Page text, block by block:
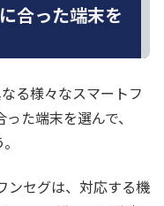
合った端末を
る様々なスマートフ
た端末を選んで、
ンセグは、対応する機